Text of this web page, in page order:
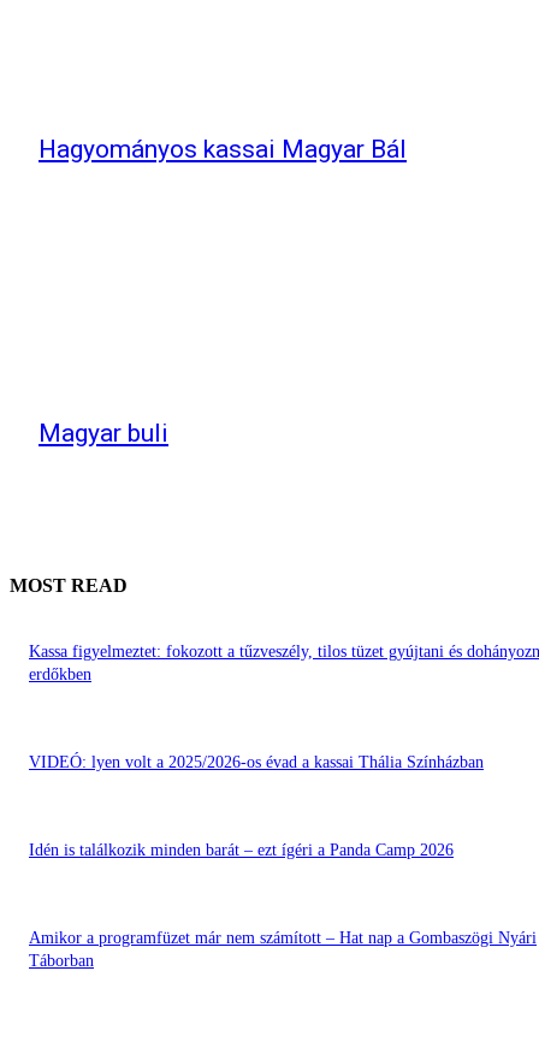
Hagyományos kassai Magyar Bál
Magyar buli
MOST READ
Kassa figyelmeztet: fokozott a tűzveszély, tilos tüzet gyújtani és
erdőkben
VIDEÓ: lyen volt a 2025/2026-os évad a kassai Thália Színházban
Idén is találkozik minden barát – ezt ígéri a Panda Camp 2026
Amikor a programfüzet már nem számított – Hat nap a Gombaszögi Nyári
Táborban